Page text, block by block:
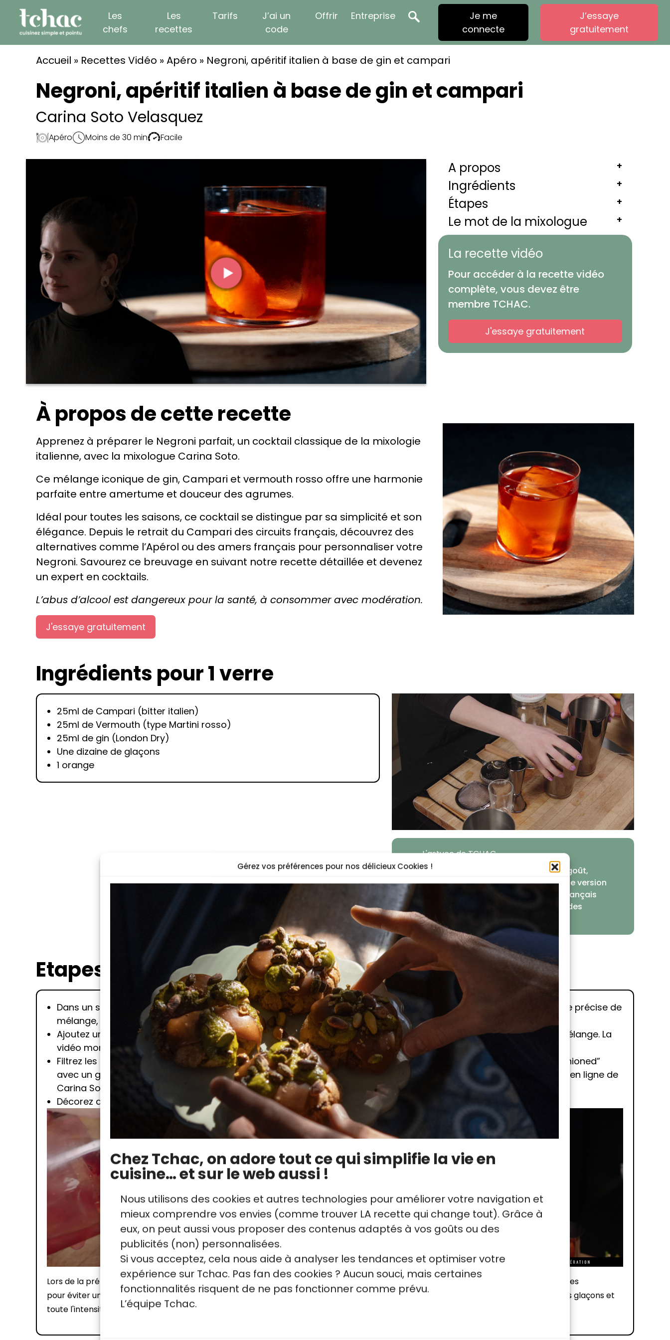
Gérez vos préférences pour nos délicieux Cookies !
Chez Tchac, on adore tout ce qui simplifie la vie en
cuisine… et sur le web aussi !
Nous utilisons des cookies et autres technologies pour améliorer votre navigation et
mieux comprendre vos envies (comme trouver LA recette qui change tout). Grâce à
eux, on peut aussi vous proposer des contenus adaptés à vos goûts ou des
publicités (non) personnalisées.
Si vous acceptez, cela nous aide à analyser les tendances et optimiser votre
expérience sur Tchac. Pas fan des cookies ? Aucun souci, mais certaines
fonctionnalités risquent de ne pas fonctionner comme prévu.
L’équipe Tchac.
content
Les
chefs
Les
recettes
Tarifs
J’ai un
code
Offrir Entreprise
Je me
connecte
J’essaye
gratuitement
Accueil » Recettes Vidéo »Apéro » Negroni, apéritif italien à base de gin et campari
Negroni, apéritif italien à base de gin et campari
Carina Soto Velasquez
Apéro Moins de 30 min Facile
A propos +
Ingrédients +
Étapes +
Le mot de la mixologue +
La recette vidéo
Pour accéder à la recette vidéo
complète, vous devez être
membre TCHAC.
J'essaye gratuitement
À propos de cette recette
Apprenez à préparer le Negroni parfait, un cocktail classique de la mixologie
italienne, avec la mixologue Carina Soto.
Ce mélange iconique de gin, Campari et vermouth rosso offre une harmonie
parfaite entre amertume et douceur des agrumes.
Idéal pour toutes les saisons, ce cocktail se distingue par sa simplicité et son
élégance. Depuis le retrait du Campari des circuits français, découvrez des
alternatives comme l’Apérol ou des amers français pour personnaliser votre
Negroni. Savourez ce breuvage en suivant notre recette détaillée et devenez
un expert en cocktails.
L’abus d’alcool est dangereux pour la santé, à consommer avec modération.
J'essaye gratuitement
Ingrédients pour 1 verre
25ml de Campari (bitter italien)
25ml de Vermouth (type Martini rosso)
25ml de gin (London Dry)
Une dizaine de glaçons
1 orange
+
L'astuce de TCHAC
Si le Campari est trop amer à votre goût,
remplacez-le par de l'Apérol pour une version
plus douce, ou essayez des amers français
comme la Suze ou la gentiane pour des
variations intéressantes.
Etapes
Dans un shaker, versez 25ml de Campari, 25ml de vermouth rosso et 25ml de gin London Dry. Pour voir la technique précise de
mélange, regardez la recette vidéo de Carina Soto.
Ajoutez une dizaine de glaçons jusqu’à remplir le shaker aux deux tiers. Mélangez doucement avec une cuillère à mélange. La
vidéo montre comment tourner les glaçons pour une dilution optimale.
Filtrez les glaçons en utilisant le couvercle du shaker et versez directement le mélange dans un verre type “Old Fashioned”
avec un grand glaçon. Pour en savoir plus sur les différents types de verres à cocktails, rendez-vous dans le cours en ligne de
Carina Soto.
Décorez avec une tranche d’orange pour rehausser les arômes.
Lors de la préparation du Negroni, utilisez des glaçons de grande taille
pour éviter une dilution rapide du cocktail. Cela permet de conserver
toute l'intensité des saveurs.
Utilisez une cuillère à mélange pour remuer délicatement les
ingrédients. Un mélange trop énergique pourrait casser les glaçons et